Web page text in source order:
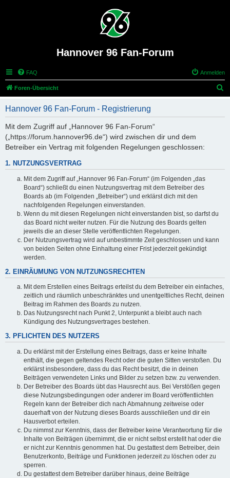
Hannover 96 Fan-Forum
FAQ Anmelden
Foren-Übersicht
Hannover 96 Fan-Forum - Registrierung
Mit dem Zugriff auf „Hannover 96 Fan-Forum“
(„https://forum.hannover96.de“) wird zwischen dir und dem
Betreiber ein Vertrag mit folgenden Regelungen geschlossen:
1. NUTZUNGSVERTRAG
Mit dem Zugriff auf „Hannover 96 Fan-Forum“ (im Folgenden „das
Board“) schließt du einen Nutzungsvertrag mit dem Betreiber des
Boards ab (im Folgenden „Betreiber“) und erklärst dich mit den
nachfolgenden Regelungen einverstanden.
Wenn du mit diesen Regelungen nicht einverstanden bist, so darfst du
das Board nicht weiter nutzen. Für die Nutzung des Boards gelten
jeweils die an dieser Stelle veröffentlichten Regelungen.
Der Nutzungsvertrag wird auf unbestimmte Zeit geschlossen und kann
von beiden Seiten ohne Einhaltung einer Frist jederzeit gekündigt
werden.
2. EINRÄUMUNG VON NUTZUNGSRECHTEN
Mit dem Erstellen eines Beitrags erteilst du dem Betreiber ein einfaches,
zeitlich und räumlich unbeschränktes und unentgeltliches Recht, deinen
Beitrag im Rahmen des Boards zu nutzen.
Das Nutzungsrecht nach Punkt 2, Unterpunkt a bleibt auch nach
Kündigung des Nutzungsvertrages bestehen.
3. PFLICHTEN DES NUTZERS
Du erklärst mit der Erstellung eines Beitrags, dass er keine Inhalte
enthält, die gegen geltendes Recht oder die guten Sitten verstoßen. Du
erklärst insbesondere, dass du das Recht besitzt, die in deinen
Beiträgen verwendeten Links und Bilder zu setzen bzw. zu verwenden.
Der Betreiber des Boards übt das Hausrecht aus. Bei Verstößen gegen
diese Nutzungsbedingungen oder anderer im Board veröffentlichten
Regeln kann der Betreiber dich nach Abmahnung zeitweise oder
dauerhaft von der Nutzung dieses Boards ausschließen und dir ein
Hausverbot erteilen.
Du nimmst zur Kenntnis, dass der Betreiber keine Verantwortung für die
Inhalte von Beiträgen übernimmt, die er nicht selbst erstellt hat oder die
er nicht zur Kenntnis genommen hat. Du gestattest dem Betreiber, dein
Benutzerkonto, Beiträge und Funktionen jederzeit zu löschen oder zu
sperren.
Du gestattest dem Betreiber darüber hinaus, deine Beiträge